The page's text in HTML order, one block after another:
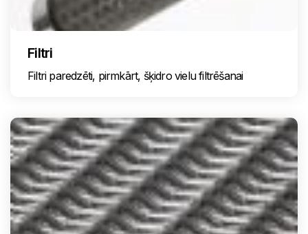
Filtri
Filtri paredzēti, pirmkārt, šķidro vielu filtrēšanai